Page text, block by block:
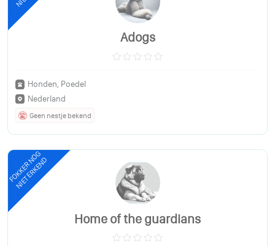
Adogs
Honden, Poedel
Nederland
Geen nestje bekend
FOKKER NOG
NIET ERKEND
Home of the guardians